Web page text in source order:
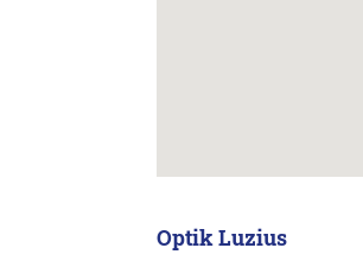
Optik Luzius